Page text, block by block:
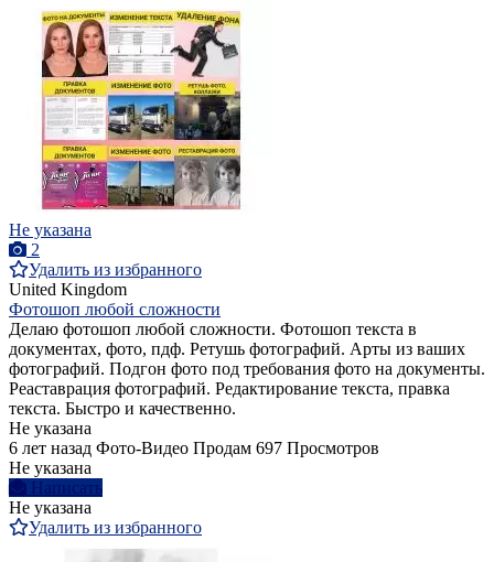
Не указана
2
Удалить из избранного
United Kingdom
Фотошоп любой сложности
Делаю фотошоп любой сложности. Фотошоп текста в
документах, фото, пдф. Ретушь фотографий. Арты из ваших
фотографий. Подгон фото под требования фото на документы.
Реаставрация фотографий. Редактирование текста, правка
текста. Быстро и качественно.
Не указана
6 лет назад Фото-Видео Продам 697 Просмотров
Не указана
Написать
Не указана
Удалить из избранного